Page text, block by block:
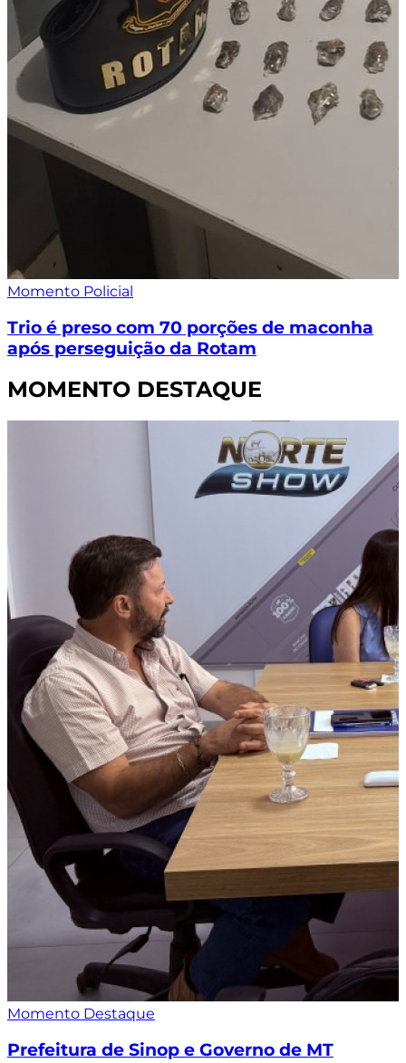
Momento Policial
Trio é preso com 70 porções de maconha
após perseguição da Rotam
MOMENTO DESTAQUE
Momento Destaque
Prefeitura de Sinop e Governo de MT